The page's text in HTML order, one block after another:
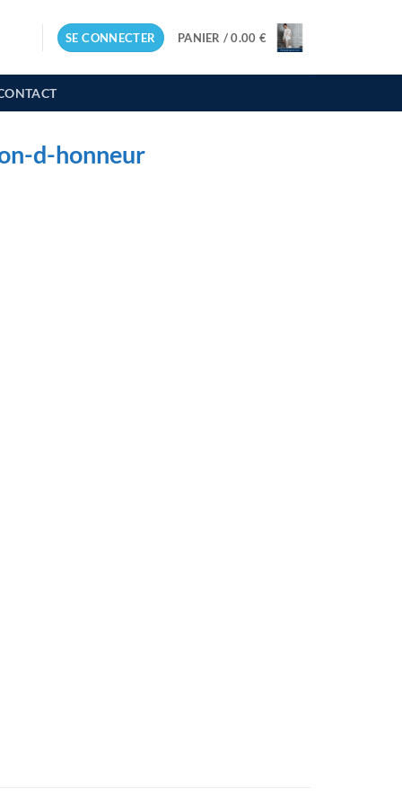
SE CONNECTER PANIER /0.00 €
d-honneur